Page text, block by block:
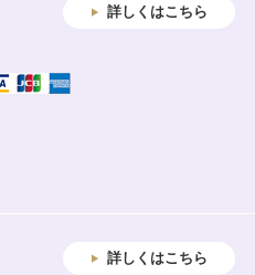
詳しくはこちら
詳しくはこちら